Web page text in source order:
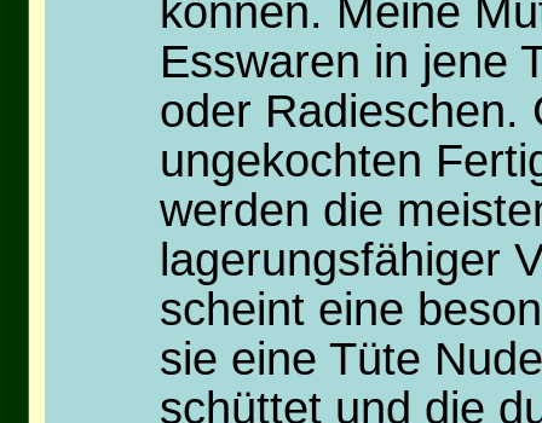
können. Meine
Esswaren in jene
oder Radieschen.
ungekochten
werden die
lagerungsfähiger
scheint eine
sie eine Tüte
schüttet und die